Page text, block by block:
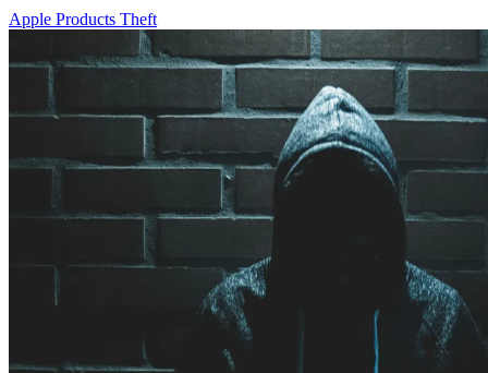
Apple Products Theft